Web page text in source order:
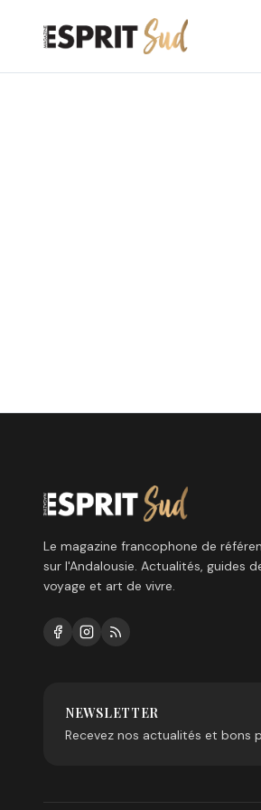
Le magazine francophone de
sur l'Andalousie. Actualités, guides
voyage et art de vivre.
NEWSLETTER
Recevez nos actualités et bons